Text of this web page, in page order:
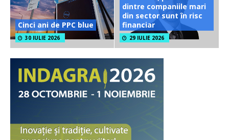
Cinci ani de PPC blue
30 IULIE 2026
dintre companiile mari
din sector sunt în risc
financiar
29 IULIE 2026